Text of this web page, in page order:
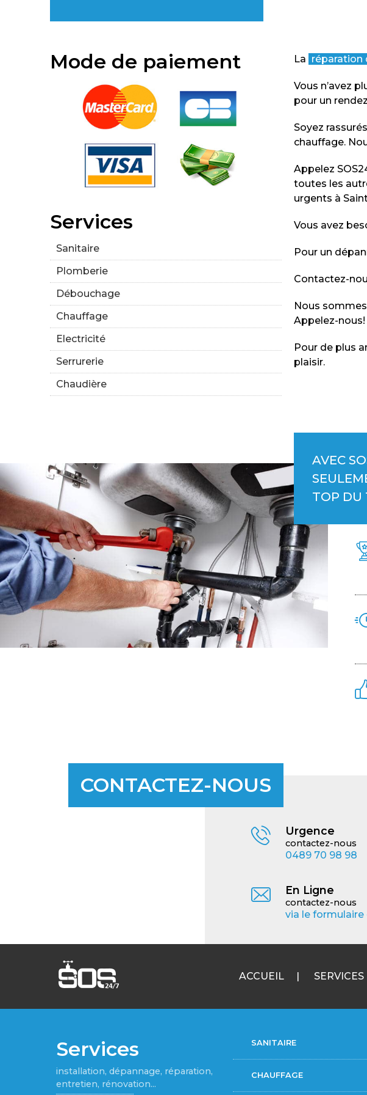
Mode de paiement
Services
Sanitaire
Plomberie
Débouchage
Chauffage
Electricité
Serrurerie
Chaudière
La réparation
Vous n’avez
pour un
Soyez
chauffage.
Appelez
toutes les
urgents à
Vous avez
Pour un
Contactez-
Nous
Appelez-nous!
Pour de plus
plaisir.
AVEC
TOP DU
CONTACTEZ-NOUS
Urgence
contactez-nous
0489 70 98 98
En Ligne
contactez-nous
via le formulaire
ACCUEIL SERVICES
Services
installation, dépannage, réparation,
entretien, rénovation...
SANITAIRE
CHAUFFAGE